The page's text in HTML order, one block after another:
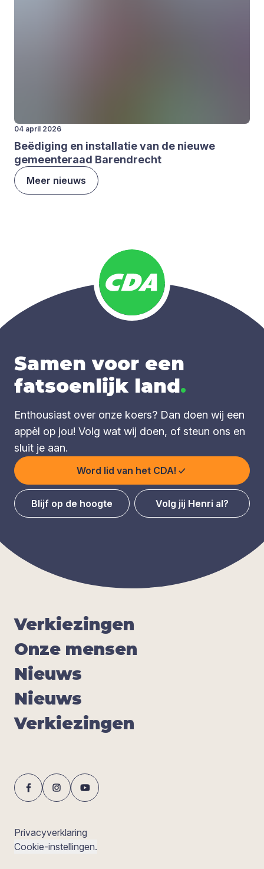
04 april 2026
Beë­di­ging en instal­la­tie van de nieu­we
gemeen­te­raad Barend­recht
Meer nieuws
Samen voor een
fatsoenlijk land.
Enthousiast over onze koers? Dan doen wij een
appèl op jou! Volg wat wij doen, of steun ons en
sluit je aan.
Word lid van het CDA!
Blijf op de hoogte Volg jij Henri al?
Ver­kie­zin­gen
Onze men­sen
Nieuws
Nieuws
Ver­kie­zin­gen
Privacyverklaring
Cookie-instellingen.